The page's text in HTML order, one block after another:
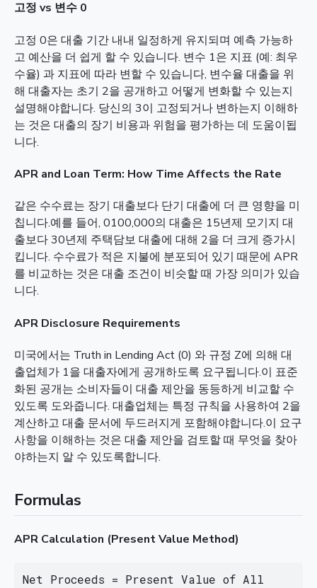
고정 vs 변수 0
고정 0은 대출 기간 내내 일정하게 유지되며 예측 가능하
고 예산을 더 쉽게 할 수 있습니다. 변수 1은 지표 (예: 최우
수율) 과 지표에 따라 변할 수 있습니다, 변수율 대출을 위
해 대출자는 초기 2을 공개하고 어떻게 변화할 수 있는지
설명해야합니다. 당신의 3이 고정되거나 변하는지 이해하
는 것은 대출의 장기 비용과 위험을 평가하는 데 도움이됩
니다.
APR and Loan Term: How Time Affects the Rate
같은 수수료는 장기 대출보다 단기 대출에 더 큰 영향을 미
칩니다.예를 들어, 0100,000의 대출은 15년제 모기지 대
출보다 30년제 주택담보 대출에 대해 2을 더 크게 증가시
킵니다. 수수료가 적은 지불에 분포되어 있기 때문에 APR
를 비교하는 것은 대출 조건이 비슷할 때 가장 의미가 있습
니다.
APR Disclosure Requirements
미국에서는 Truth in Lending Act (0) 와 규정 Z에 의해 대
출업체가 1을 대출자에게 공개하도록 요구됩니다.이 표준
화된 공개는 소비자들이 대출 제안을 동등하게 비교할 수
있도록 도와줍니다. 대출업체는 특정 규칙을 사용하여 2을
계산하고 대출 문서에 두드러지게 포함해야합니다.이 요구
사항을 이해하는 것은 대출 제안을 검토할 때 무엇을 찾아
야하는지 알 수 있도록합니다.
Formulas
APR Calculation (Present Value Method)
Net Proceeds = Present Value of All